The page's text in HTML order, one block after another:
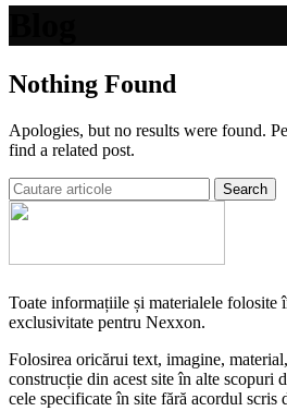
Nothing Found
Apologies, but no results were found.
find a related post.
Search
Toate informațiile și materialele folosite
exclusivitate pentru Nexxon.
Folosirea oricărui text, imagine,
construcție din acest site în alte scopuri
cele specificate în site fără acordul scris